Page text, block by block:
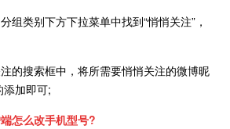
类别下方下拉菜单中找到“悄悄关注”，
搜索框中，将所需要悄悄关注的微博昵
加即可;
怎么改手机型号?